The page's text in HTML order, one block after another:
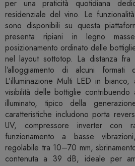
per una praticità quotidiana
residenziale del vino. Le
sono disponibili su questa
presenta ripiani in legno
posizionamento ordinato delle
nel layout sottotop. La distanza
l’alloggiamento di alcuni
L’illuminazione Multi LED in
visibilità delle bottiglie
illuminato, tipico della
caratteristiche includono porta
UV, compressore inverter con
funzionamento a basse
regolabile tra 10–70 mm,
contenuta a 39 dB, ideale per